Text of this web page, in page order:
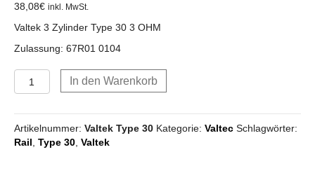
38,08€ inkl. MwSt.
Valtek 3 Zylinder Type 30 3 OHM
Zulassung: 67R01 0104
Valtek
3
Type
30
Menge
In den Warenkorb
Artikelnummer: Valtek Type 30 Kategorie: Valtec Schlagwörter:
Rail, Type 30, Valtek